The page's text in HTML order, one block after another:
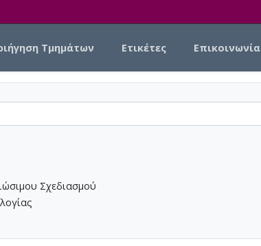
Τμημάτων Ετικέτες Επικοινωνία
Σχεδιασμού